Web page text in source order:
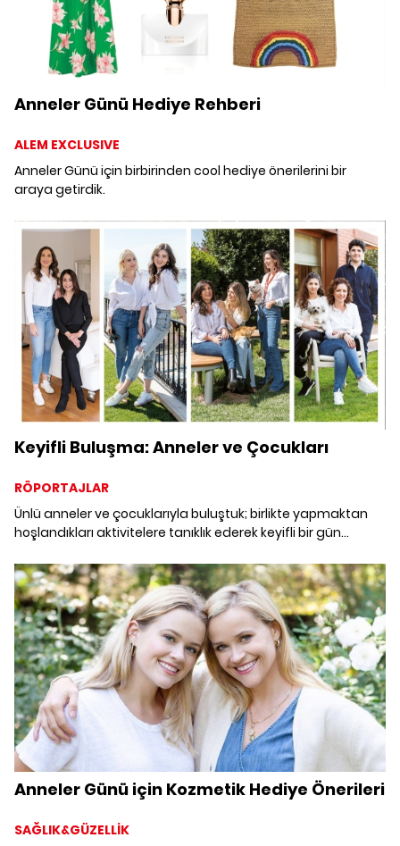
Anneler Günü Hediye Rehberi
ALEM EXCLUSIVE
Anneler Günü için birbirinden cool hediye önerilerini bir
araya getirdik.
Keyifli Buluşma: Anneler ve Çocukları
RÖPORTAJLAR
Ünlü anneler ve çocuklarıyla buluştuk; birlikte yapmaktan
hoşlandıkları aktivitelere tanıklık ederek keyifli bir gün
kahkahası bol sohbetler eşlik etti.
Anneler Günü için Kozmetik Hediye Önerileri
SAĞLIK&GÜZELLİK